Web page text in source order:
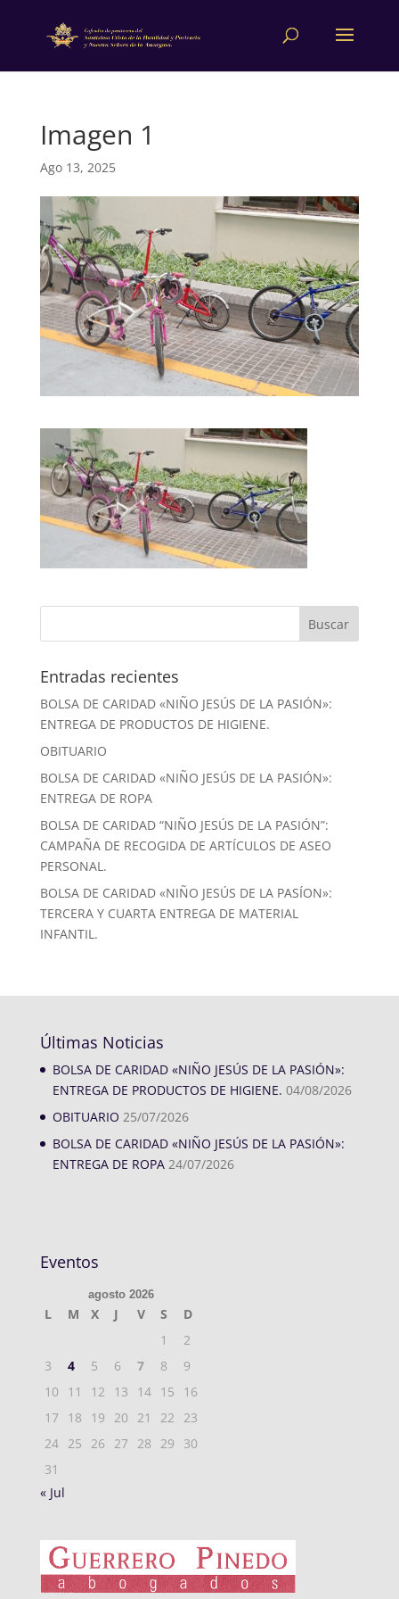
Imagen 1
Ago 13, 2025
Entradas recientes
BOLSA DE CARIDAD «NIÑO JESÚS DE LA PASIÓN»:
ENTREGA DE PRODUCTOS DE HIGIENE.
OBITUARIO
BOLSA DE CARIDAD «NIÑO JESÚS DE LA PASIÓN»:
ENTREGA DE ROPA
BOLSA DE CARIDAD “NIÑO JESÚS DE LA PASIÓN”:
CAMPAÑA DE RECOGIDA DE ARTÍCULOS DE ASEO
PERSONAL.
BOLSA DE CARIDAD «NIÑO JESÚS DE LA PASÍON»:
TERCERA Y CUARTA ENTREGA DE MATERIAL
INFANTIL.
Últimas Noticias
BOLSA DE CARIDAD «NIÑO JESÚS DE LA PASIÓN»:
ENTREGA DE PRODUCTOS DE HIGIENE. 04/08/2026
OBITUARIO 25/07/2026
BOLSA DE CARIDAD «NIÑO JESÚS DE LA PASIÓN»:
ENTREGA DE ROPA 24/07/2026
Eventos
agosto 2026
L M X J V S
D
1
2
3
4 5 6 7 8
9
10
11 12 13 14 15
16
17
18 19 20 21 22
23
24 25 26 27 28 29
30
31
« Jul